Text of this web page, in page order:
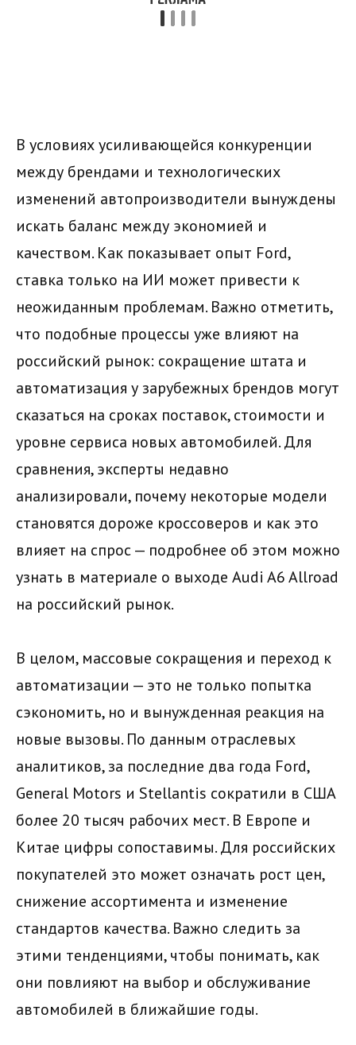
В условиях усиливающейся конкуренции
между брендами и технологических
изменений автопроизводители вынуждены
искать баланс между экономией и
качеством. Как показывает опыт Ford,
ставка только на ИИ может привести к
неожиданным проблемам. Важно отметить,
что подобные процессы уже влияют на
российский рынок: сокращение штата и
автоматизация у зарубежных брендов могут
сказаться на сроках поставок, стоимости и
уровне сервиса новых автомобилей. Для
сравнения, эксперты недавно
анализировали, почему некоторые модели
становятся дороже кроссоверов и как это
влияет на спрос — подробнее об этом можно
узнать в материале о выходе Audi A6 Allroad
на российский рынок.
В целом, массовые сокращения и переход к
автоматизации — это не только попытка
сэкономить, но и вынужденная реакция на
новые вызовы. По данным отраслевых
аналитиков, за последние два года Ford,
General Motors и Stellantis сократили в США
более 20 тысяч рабочих мест. В Европе и
Китае цифры сопоставимы. Для российских
покупателей это может означать рост цен,
снижение ассортимента и изменение
стандартов качества. Важно следить за
этими тенденциями, чтобы понимать, как
они повлияют на выбор и обслуживание
автомобилей в ближайшие годы.